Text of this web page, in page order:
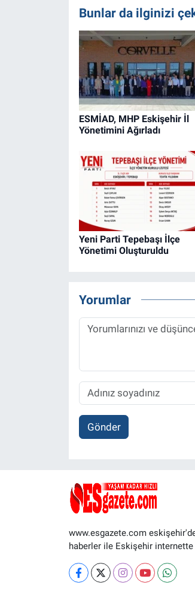
Bunlar da ilginizi
ESMİAD, MHP Eskişehir İl
Yönetimini Ağırladı
Yeni Parti Tepebaşı İlçe
Yönetimi Oluşturuldu
Yorumlar
Gönder
www.esgazete.com
haberler ile Eskişehir